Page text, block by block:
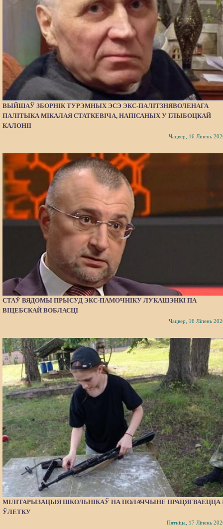
ВЫЙШАЎ ЗБОРНІК ТУРЭМНЫХ ЭСЭ ЭКС-ПАЛІТЗНЯВОЛЕНАГА
ПАЛІТЫКА МІКАЛАЯ СТАТКЕВІЧА, НАПІСАНЫХ У ГЛЫБОЦКАЙ
КАЛОНІІ
Чацвер, 16 Ліпень
СТАЎ ВЯДОМЫ ПРЫСУД ЭКС-ПАМОЧНІКУ ЛУКАШЭНКІ ПА
ВІЦЕБСКАЙ ВОБЛАСЦІ
Чацвер, 16 Ліпень
МІЛІТАРЫЗАЦЫЯ ШКОЛЬНІКАЎ НА ПОЛАЧЧЫНЕ ПРАЦЯГВАЕЦЦА
ЎЛЕТКУ
Пятніца, 17 Ліпень